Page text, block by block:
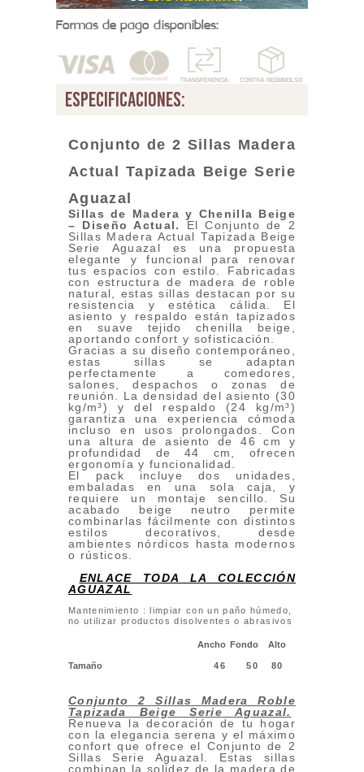
Formas de pago disponibles:
especificaciones:
Conjunto de 2 Sillas Madera
Actual Tapizada BeigeSerie
Aguazal
Sillas de Madera y Chenilla Beige
– Diseño Actual.
El Conjunto de 2
Sillas Madera Actual Tapizada Beige
Serie Aguazal es una propuesta
elegante y funcional para renovar
tus espacios con estilo. Fabricadas
con estructura de madera de roble
natural, estas sillas destacan por su
resistencia y estética cálida. El
asiento y respaldo están tapizados
en suave tejido chenilla beige,
aportando confort y sofisticación.
Gracias a su diseño contemporáneo,
estas sillas se adaptan
perfectamente a comedores,
salones, despachos o zonas de
reunión. La densidad del asiento (30
kg/m³) y del respaldo (24 kg/m³)
garantiza una experiencia cómoda
incluso en usos prolongados. Con
una altura de asiento de 46 cm y
profundidad de 44 cm, ofrecen
ergonomía y funcionalidad.
El pack incluye dos unidades,
embaladas en una sola caja, y
requiere un montaje sencillo. Su
acabado beige neutro permite
combinarlas fácilmente con distintos
estilos decorativos, desde
ambientes nórdicos hasta modernos
o rústicos.
ENLACE TODA LA COLECCIÓN
AGUAZAL
Mantenimiento : limpiar con un paño húmedo,
no utilizar productos disolventes o abrasivos
Ancho Fondo Alto
Tamaño 46 50 80
Conjunto 2 Sillas Madera Roble
Tapizada Beige Serie Aguazal.
Renueva la decoración de tu hogar
con la elegancia serena y el máximo
confort que ofrece el Conjunto de 2
Sillas Serie Aguazal. Estas sillas
combinan la solidez de la madera de